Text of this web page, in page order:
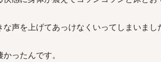
声を上げてあっけなくいってしまいまし
ったんです。